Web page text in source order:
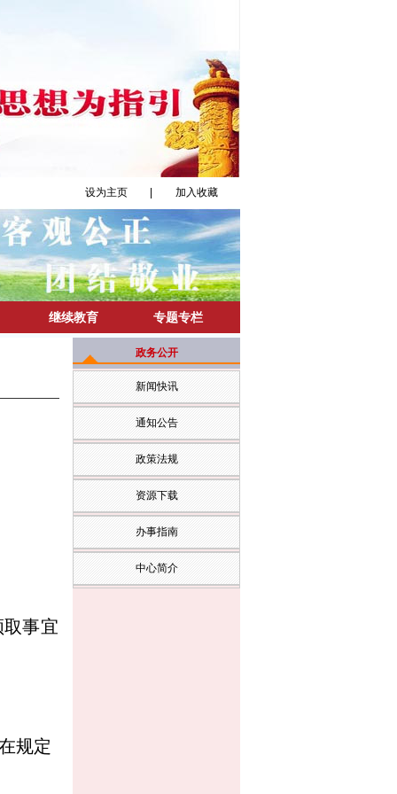
设为主页 加入收藏
继续教育 专题专栏
事宜
规定
政务公开
新闻快讯
通知公告
政策法规
资源下载
办事指南
中心简介